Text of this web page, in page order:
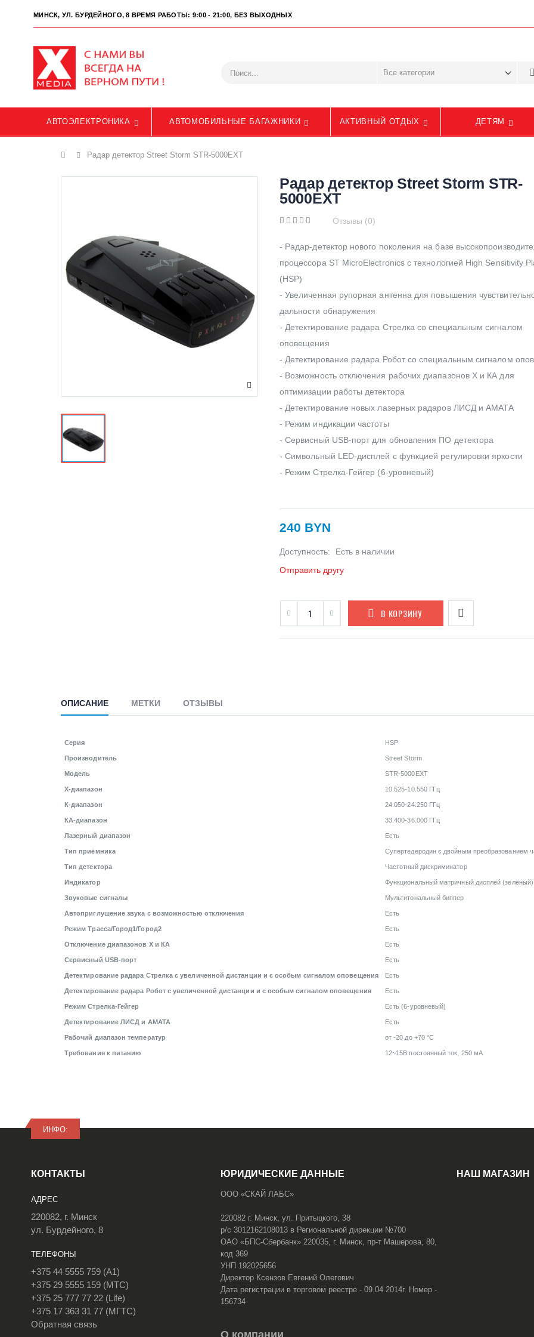
МИНСК, УЛ. БУРДЕЙНОГО, 8 ВРЕМЯ РАБОТЫ: 9:00 - 21:00, БЕЗ ВЫХОДНЫХ
АВТОЭЛЕКТРОНИКА АВТОМОБИЛЬНЫЕ БАГАЖНИКИ АКТИВНЫЙ ОТДЫХ ДЕТЯМ
Главная
Радар детектор Street Storm STR-5000EXT
Радар детектор Street Storm STR-
5000EXT
Отзывы (0)
- Радар-детектор нового поколения на базе
процессора ST MicroElectronics с технологией High Sensitivity
(HSP)
- Увеличенная рупорная антенна для повышения
дальности обнаружения
- Детектирование радара Стрелка со специальным сигналом
оповещения
- Детектирование радара Робот со специальным сигналом
- Возможность отключения рабочих диапазонов Х и КА для
оптимизации работы детектора
- Детектирование новых лазерных радаров ЛИСД и АМАТА
- Режим индикации частоты
- Сервисный USB-порт для обновления ПО детектора
- Символьный LED-дисплей с функцией регулировки яркости
- Режим Стрелка-Гейгер (6-уровневый)
240 BYN
Доступность:
Есть в наличии
Отправить другу
В КОРЗИНУ
ОПИСАНИЕ МЕТКИ ОТЗЫВЫ
Серия HSP
Производитель Street Storm
Модель STR-5000EXT
X-диапазон 10.525-10.550 ГГц
К-диапазон 24.050-24.250 ГГц
КА-диапазон 33.400-36.000 ГГц
Лазерный диапазон Есть
Тип приёмника Супертедеродин с двойным преобразованием
Тип детектора Частотный дискриминатор
Индикатор Функциональный матричный дисплей (зелёный)
Звуковые сигналы Мультитональный биппер
Автоприглушение звука с возможностью отключения Есть
Режим Трасса/Город1/Город2 Есть
Отключение диапазонов Х и КА Есть
Сервисный USB-порт Есть
Детектирование радара Стрелка с увеличенной дистанции и с особым сигналом оповещения Есть
Детектирование радара Робот с увеличенной дистанции и с особым сигналом оповещения Есть
Режим Стрелка-Гейгер Есть (6-уровневый)
Детектирование ЛИСД и АМАТА Есть
Рабочий диапазон температур от -20 до +70 °С
Требования к питанию 12~15B постоянный ток, 250 мА
ИНФО:
КОНТАКТЫ
АДРЕС
220082, г. Минск
ул. Бурдейного, 8
ТЕЛЕФОНЫ
+375 44 5555 759 (A1)
+375 29 5555 159 (МТС)
+375 25 777 77 22 (Life)
+375 17 363 31 77 (МГТС)
Обратная связь
ЮРИДИЧЕСКИЕ ДАННЫЕ
ООО «СКАЙ ЛАБС»
220082 г. Минск, ул. Притыцкого, 38
р/с 3012162108013 в Региональной дирекции №700
ОАО «БПС-Сбербанк» 220035, г. Минск, пр-т Машерова, 80,
код 369
УНП 192025656
Директор Ксензов Евгений Олегович
Дата регистрации в торговом реестре - 09.04.2014г. Номер -
156734
НАШ МАГАЗИН